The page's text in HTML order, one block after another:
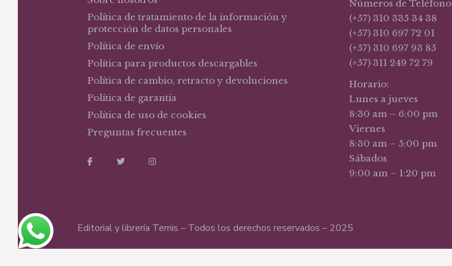
Política de tratamiento de la información y
protección de datos personales
Política de envío
Política para productos descargables
Política de cambio, retracto y devoluciones
Política de garantía
Política de uso de cookies
Preguntas frecuentes
Números de Teléfono
(+57) 310 335 34 38
(+57) 310 697 72 01
(+57) 310 697 93 85
(+57) 311 249 72 79
Horario:
Lunes a jueves
8:30 am – 6:00 pm
Viernes
8:30 am – 5:00 pm
Sábados
9:00 am – 1:20 pm
Editorial y librería Temis – Todos los derechos reservados – 2025